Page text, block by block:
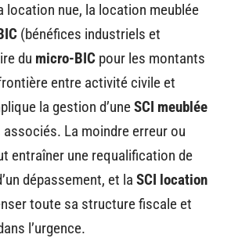
location nue, la location meublée
(bénéfices industriels et
du micro-BIC pour les montants
entre activité civile et
la gestion d’uneSCI meublée
La moindre erreur ou
entraîner une requalification de
dépassement, et la SCI location
toute sa structure fiscale et
l’urgence.